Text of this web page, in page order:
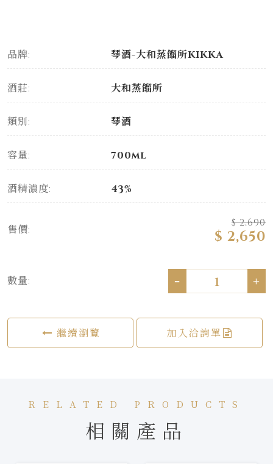
品牌: 琴酒-大和蒸餾所KIKKA
酒莊: 大和蒸餾所
類別: 琴酒
容量: 700ml
酒精濃度: 43%
售價:
$ 2,690
$ 2,650
數量: - +
繼續瀏覽 加入洽詢單
RELATED PRODUCTS
相關產品